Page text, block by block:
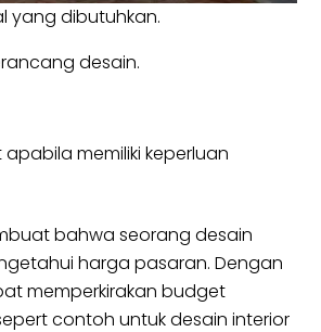
yang dibutuhkan.
desain.
memiliki keperluan
bahwa seorang desain
harga pasaran. Dengan
memperkirakan budget
contoh untuk desain interior